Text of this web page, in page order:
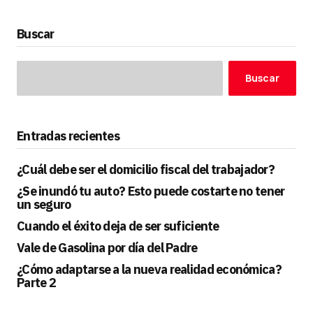
Buscar
Buscar
Entradas recientes
¿Cuál debe ser el domicilio fiscal del trabajador?
¿Se inundó tu auto? Esto puede costarte no tener
un seguro
Cuando el éxito deja de ser suficiente
Vale de Gasolina por día del Padre
¿Cómo adaptarse a la nueva realidad económica?
Parte 2